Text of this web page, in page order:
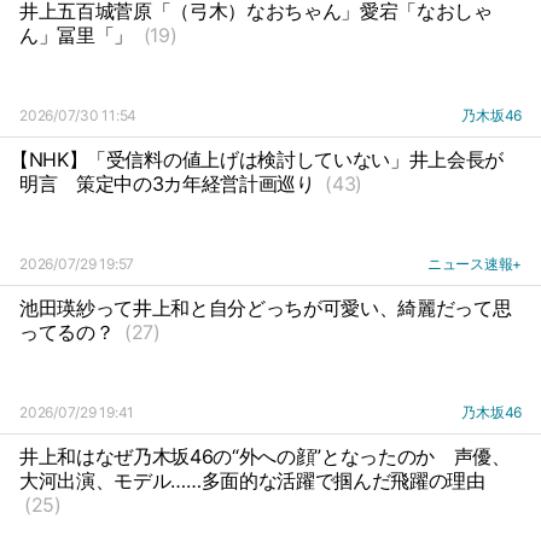
井上五百城菅原「（弓木）なおちゃん」愛宕「なおしゃ
ん」冨里「」
(19)
2026/07/30 11:54 乃木坂46
【NHK】「受信料の値上げは検討していない」井上会長が
明言
策定中の3カ年経営計画巡り (43)
2026/07/29 19:57 ニュース速報+
池田瑛紗って井上和と自分どっちが可愛い、綺麗だって思
ってるの？
(27)
2026/07/29 19:41 乃木坂46
井上和はなぜ乃木坂46の“外への顔”となったのか
声優、
大河出演、モデル……多面的な活躍で掴んだ飛躍の理由
(25)